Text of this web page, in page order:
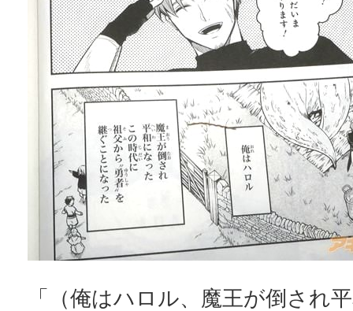
「（俺はハロル、魔王が倒され